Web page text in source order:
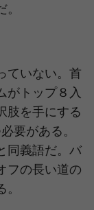
ていない。首
がトップ８入
肢を手にする
要がある。
同義語だ。バ
フの長い道の